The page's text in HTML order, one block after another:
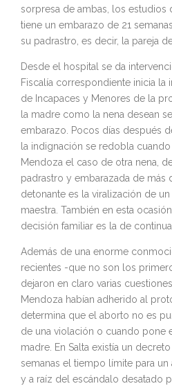
sorpresa de ambas, los estudios
tiene un embarazo de 21
su padrastro, es decir, la pareja
Desde el hospital se da
Fiscalía correspondiente inicia la
de Incapaces y Menores de la
la madre como la nena desean
embarazo. Pocos días después
la indignación se redobla
Mendoza el caso de otra nena,
padrastro y embarazada de más
detonante es la viralización de
maestra. También en esta
decisión familiar es la de
Además de una enorme
recientes -que no son los
dejaron en claro varias
Mendoza habían adherido al
determina que el aborto no es
de una violación o cuando pone
madre. En Salta existía un
semanas el tiempo límite para un
y a raíz del escándalo desatado